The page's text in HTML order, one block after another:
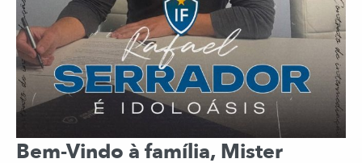
Bem-Vindo à família, Mister